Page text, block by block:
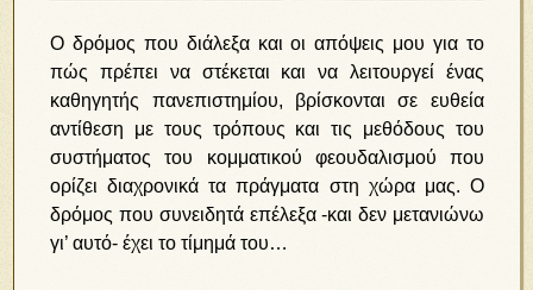
Ο δρόμος που διάλεξα και οι απόψεις μου για το
πώς πρέπει να στέκεται και να λειτουργεί ένας
καθηγητής πανεπιστημίου, βρίσκονται σε ευθεία
αντίθεση με τους τρόπους και τις μεθόδους του
συστήματος του κομματικού φεουδαλισμού που
ορίζει διαχρονικά τα πράγματα στη χώρα μας. Ο
δρόμος που συνειδητά επέλεξα -και δεν μετανιώνω
γι’ αυτό- έχει το τίμημά του…